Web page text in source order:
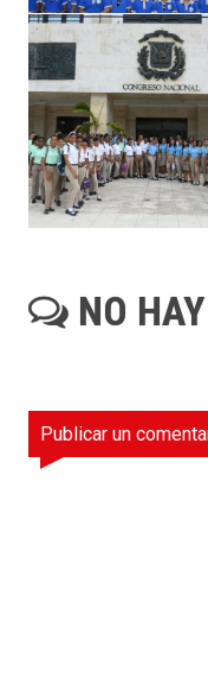
NO
Publicar un